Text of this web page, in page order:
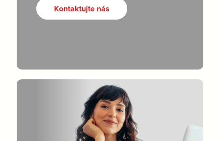
Kontaktujte nás